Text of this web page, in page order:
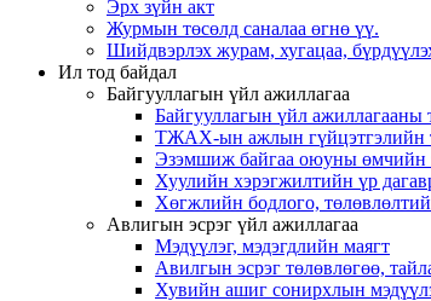
Эрх зүйн акт
Журмын төсөлд саналаа өгнө үү.
Шийдвэрлэх журам, хугацаа,
Ил тод байдал
Байгууллагын үйл ажиллагаа
Байгууллагын үйл ажиллагааны
ТЖАХ-ын ажлын гүйцэтгэлийн
Эзэмшиж байгаа оюуны өмчийн
Хуулийн хэрэгжилтийн үр
Хөгжлийн бодлого,
Авлигын эсрэг үйл ажиллагаа
Мэдүүлэг, мэдэгдлийн маягт
Авилгын эсрэг төлөвлөгөө,
Хувийн ашиг сонирхлын